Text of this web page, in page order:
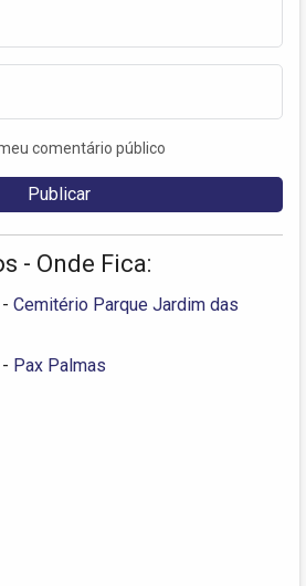
comentário público
- Onde Fica:
- Cemitério Parque Jardim das
- Pax Palmas